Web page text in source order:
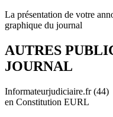
La présentation de votre
graphique du journal
AUTRES
JOURNAL
Informateurjudiciaire.fr (44)
en Constitution EURL